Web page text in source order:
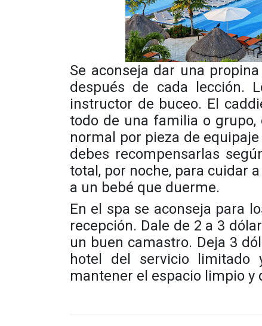
Se aconseja dar una
después de cada lección.
instructor de buceo. El
todo de una familia o
normal por pieza de
debes recompensarlas
total, por noche, para cuidar
a un bebé que duerme.
En el spa se aconseja para
recepción. Dale de 2 a 3
un buen camastro. Deja 3
hotel del servicio
mantener el espacio limpio y